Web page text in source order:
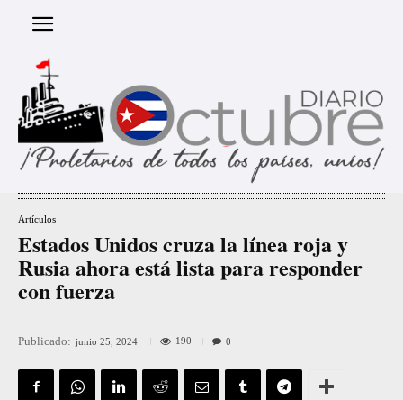
Artículos
Estados Unidos cruza la línea roja y
Rusia ahora está lista para responder
con fuerza
Publicado: junio 25, 2024 190 0